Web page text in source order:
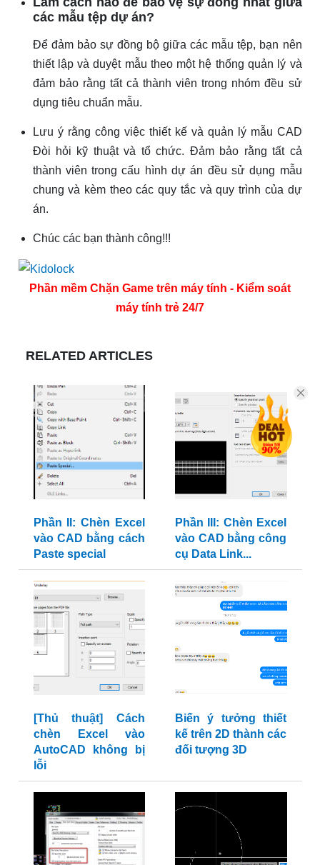
các mẫu tệp dự án?
Để đảm bảo sự đồng bộ giữa các mẫu tệp, bạn nên
thiết lập và duyệt mẫu theo một hệ thống quản lý và
đảm bảo rằng tất cả thành viên trong nhóm đều sử
dụng tiêu chuẩn mẫu.
Lưu ý rằng công việc thiết kế và quản lý mẫu CAD
Đòi hỏi kỹ thuật và tổ chức. Đảm bảo rằng tất cả
thành viên trong cấu hình dự án đều sử dụng mẫu
chung và kèm theo các quy tắc và quy trình của dự
án.
Chúc các bạn thành công!!!
Phần mềm Chặn Game trên máy tính - Kiểm soát
máy tính trẻ 24/7
RELATED ARTICLES
Phần II: Chèn Excel
vào CAD bằng cách
Paste special
Phần III: Chèn Excel
vào CAD bằng công
cụ Data Link...
[Thủ thuật] Cách
chèn Excel vào
AutoCAD không bị
lỗi
Biến ý tưởng thiết
kế trên 2D thành các
đối tượng 3D